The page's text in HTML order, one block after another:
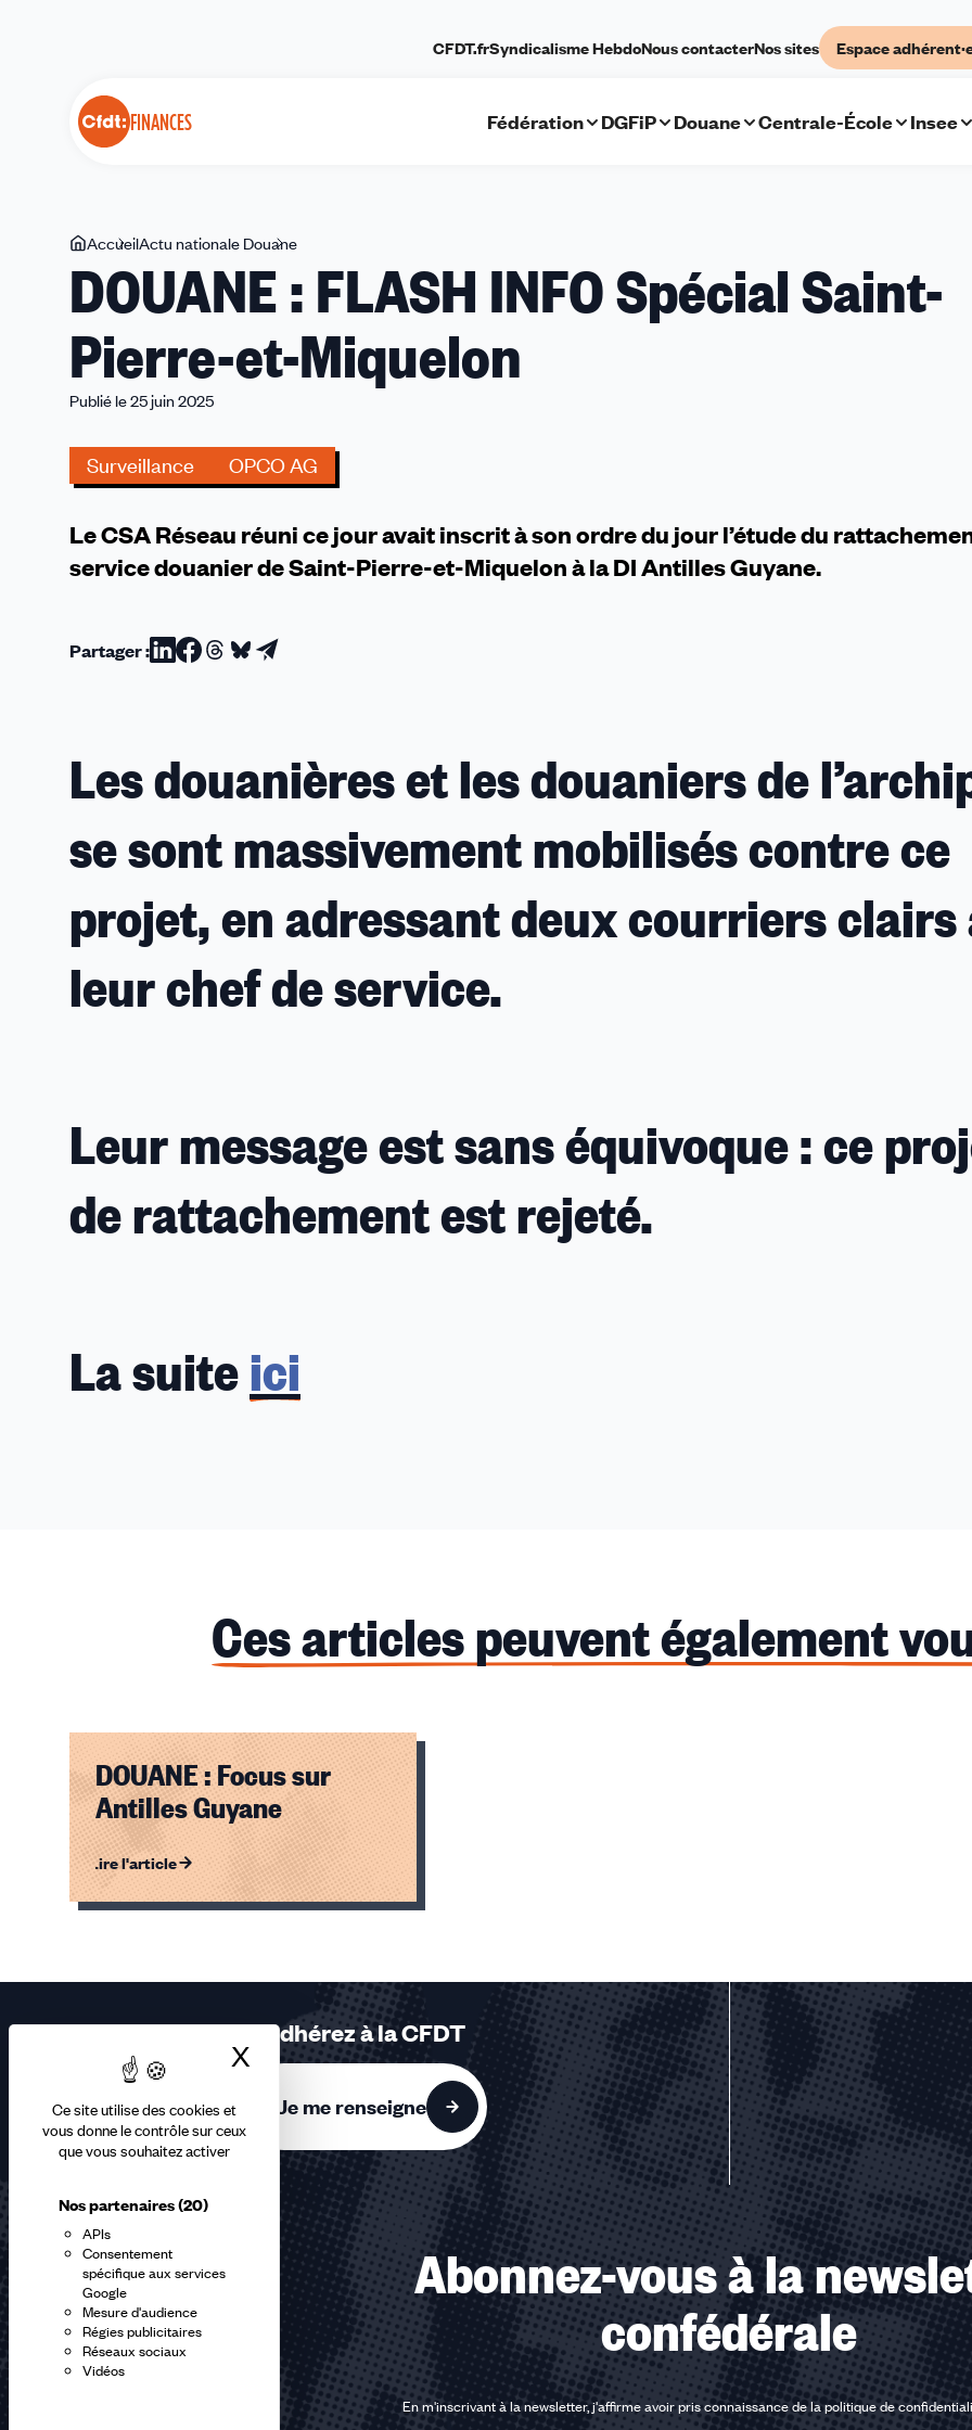
Ce site utilise des cookies et
vous donne le contrôle sur ceux
que vous souhaitez activer
Nos partenaires(20)
APIs
Consentement
spécifique aux services
Google
Mesure d'audience
Régies publicitaires
Réseaux sociaux
Vidéos
X Masquer le bandeau des cookies
FINANCES
CFDT.frSyndicalisme HebdoNous contacterNos sites Espace
Fédération DGFiP Douane Centrale-École Insee
Vous
êtes
AccueilActu nationale Douane
:
FLASH
INFO
Spécial
Miquelon
DOUANE : FLASH INFO Spécial Saint-
Pierre-et-Miquelon
Publié le 25 juin 2025
Surveillance OPCO AG
Le CSA Réseau réuni ce jour avait inscrit à son ordre du jour l’étude du
service douanier de Saint-Pierre-et-Miquelon à la DI Antilles Guyane.
Partager :Partager
Partager
Partager
Partager
Partager
Les douanières et les douaniers de
se sont massivement mobilisés contre ce
projet, en adressant deux courriers clairs
leur chef de service.
Leur message est sans équivoque : ce
de rattachement est rejeté.
La suiteici
Ces articles peuvent également
DOUANE : Focus sur
Antilles Guyane
Lire l'article
Élément
Adhérez à la CFDT
Je me renseigne
Abonnez-vous à la
confédérale
En m'inscrivant à la newsletter, j'affirme avoir pris connaissance de lapolitique de